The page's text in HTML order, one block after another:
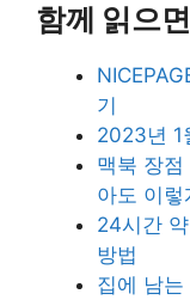
함께 읽으
기
2023년 1
맥북 장
아도 이렇
24시간
방법
집에 남